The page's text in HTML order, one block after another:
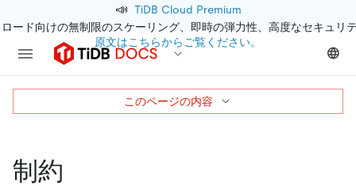
📣 TiDB Cloud Premium
ード向けの無制限のスケーリング、即時の弾力性、高度なセキュリ
原文はこちらからご覧ください。
制約
このページの内容